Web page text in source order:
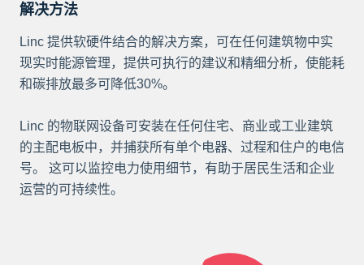
解决方法
Linc 提供软硬件结合的解决方案，可在任何建筑物中实
现实时能源管理，提供可执行的建议和精细分析，使能耗
和碳排放最多可降低30%。
Linc 的物联网设备可安装在任何住宅、商业或工业建筑
的主配电板中，并捕获所有单个电器、过程和住户的电信
号。 这可以监控电力使用细节，有助于居民生活和企业
运营的可持续性。